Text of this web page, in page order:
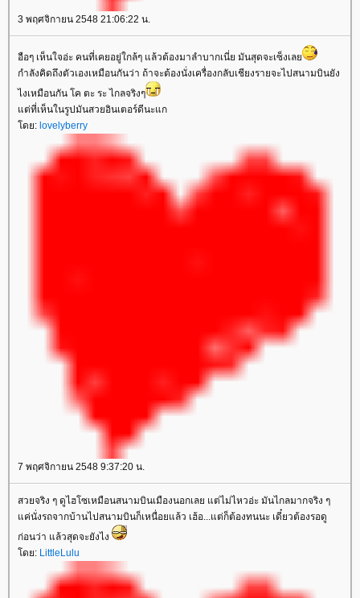
3 พฤศจิกายน 2548 21:06:22 น.
อือๆ เห็นใจอ่ะ คนที่เคยอยู่ใกล้ๆ แล้วต้องมาลำบากเนี่ย มันสุดจะเซ็งเล
กำลังคิดถึงตัวเองเหมือนกันว่า ถ้าจะต้องนั่งเครื่องกลับเชียงรายจะไปสนามบินยัง
ไงเหมือนกัน โค ตะ ระ ไกลจริงๆ
ต่ที่เห็นในรูปมันสวยอินเตอร์ดีนะแก
ดย: lovelyberry
7 พฤศจิกายน 2548 9:37:20 น.
สวยจริง ๆ ดูไฮโซเหมือนสนามบินเมืองนอกเลย แต่ไม่ไหวอ่ะ มันไกลมากจริง ๆ
ค่นั่งรถจากบ้านไปสนามบินก็เหนื่อยแล้ว เฮ้อ...แต่ก็ต้องทนนะ เดี๋ยวต้องรอดู
ก่อนว่า แล้วสุดจะยังไง
ดย: LittleLulu